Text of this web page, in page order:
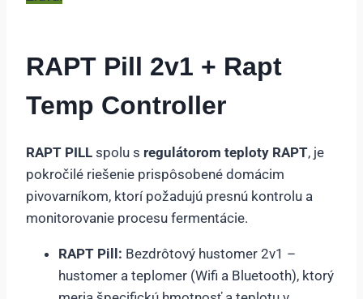
RAPT Pill 2v1 + Rapt
Temp Controller
RAPT PILL spolu s regulátorom teploty RAPT, je
pokročilé riešenie prispôsobené domácim
pivovarníkom, ktorí požadujú presnú kontrolu a
monitorovanie procesu fermentácie.
RAPT Pill: Bezdrôtový hustomer 2v1 –
hustomer a teplomer (Wifi a Bluetooth), ktorý